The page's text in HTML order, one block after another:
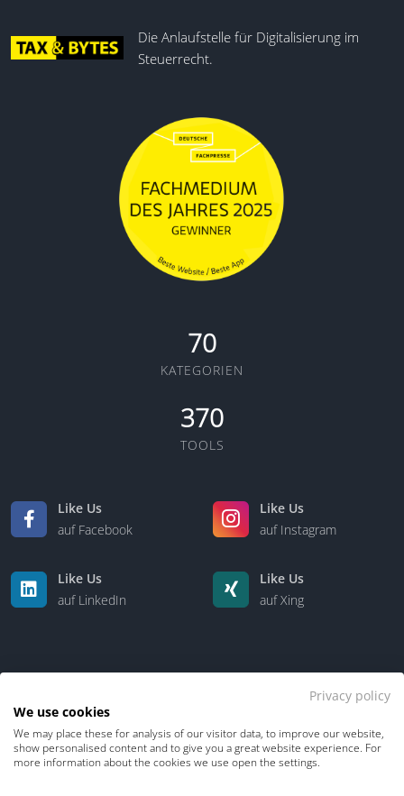
Die Anlaufstelle für Digitalisierung im
Steuerrecht.
70
KATEGORIEN
370
TOOLS
Like Us
auf Facebook
Like Us
auf Instagram
Like Us
auf LinkedIn
Like Us
auf Xing
Kontakt Über uns
Privacy policy
We use cookies
We may place these for analysis of our visitor data, to improve our website,
show personalised content and to give you a great website experience. For
more information about the cookies we use open the settings.